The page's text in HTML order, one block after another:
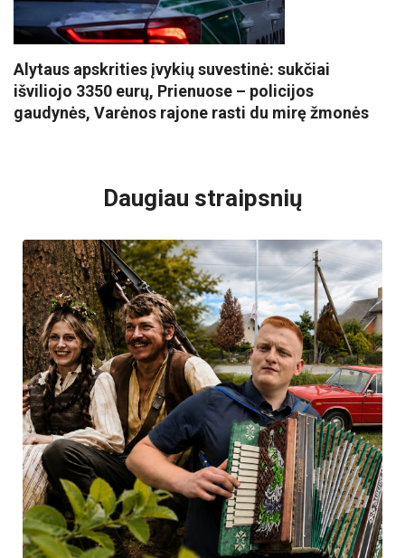
Alytaus apskrities įvykių suvestinė: sukčiai
išviliojo 3350 eurų, Prienuose – policijos
gaudynės, Varėnos rajone rasti du mirę žmonės
Daugiau straipsnių